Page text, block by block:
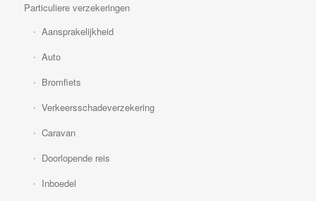
Particuliere verzekeringen
Aansprakelijkheid
Auto
Bromfiets
Verkeersschadeverzekering
Caravan
Doorlopende reis
Inboedel